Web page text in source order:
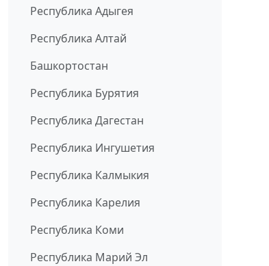
Республика Адыгея
Республика Алтай
Башкортостан
Республика Бурятия
Республика Дагестан
Республика Ингушетия
Республика Калмыкия
Республика Карелия
Республика Коми
Республика Марий Эл